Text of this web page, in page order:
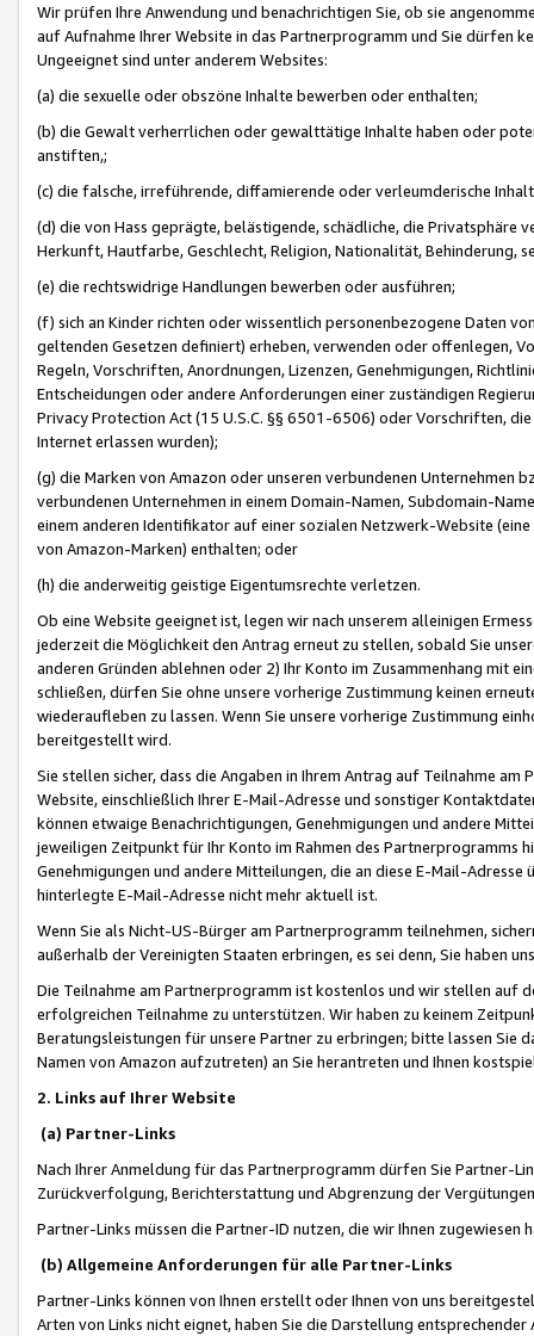
Wir prüfen Ihre Anwendung und benachrichtigen Sie, ob sie
auf Aufnahme Ihrer Website in das Partnerprogramm und Sie dürfen
Ungeeignet sind unter anderem Websites:
(a) die sexuelle oder obszöne Inhalte bewerben oder enthalten;
(b) die Gewalt verherrlichen oder gewalttätige Inhalte haben oder
anstiften,;
(c) die falsche, irreführende, diffamierende oder verleumderische
(d) die von Hass geprägte, belästigende, schädliche, die Privatsphäre
Herkunft, Hautfarbe, Geschlecht, Religion, Nationalität, Behinderung,
(e) die rechtswidrige Handlungen bewerben oder ausführen;
(f) sich an Kinder richten oder wissentlich personenbezogene Daten
geltenden Gesetzen definiert) erheben, verwenden oder offenlegen,
Regeln, Vorschriften, Anordnungen, Lizenzen, Genehmigungen,
Entscheidungen oder andere Anforderungen einer zuständigen
Privacy Protection Act (15 U.S.C. §§ 6501-6506) oder Vorschriften,
Internet erlassen wurden);
(g) die Marken von Amazon oder unseren verbundenen Unternehmen
verbundenen Unternehmen in einem Domain-Namen, Subdomain-
einem anderen Identifikator auf einer sozialen Netzwerk-Website
von Amazon-Marken) enthalten; oder
(h) die anderweitig geistige Eigentumsrechte verletzen.
Ob eine Website geeignet ist, legen wir nach unserem alleinigen
jederzeit die Möglichkeit den Antrag erneut zu stellen, sobald Sie
anderen Gründen ablehnen oder 2) Ihr Konto im Zusammenhang mit
schließen, dürfen Sie ohne unsere vorherige Zustimmung keinen
wiederaufleben zu lassen. Wenn Sie unsere vorherige Zustimmung
bereitgestellt wird.
Sie stellen sicher, dass die Angaben in Ihrem Antrag auf Teilnahme
Website, einschließlich Ihrer E-Mail-Adresse und sonstiger
können etwaige Benachrichtigungen, Genehmigungen und andere
jeweiligen Zeitpunkt für Ihr Konto im Rahmen des Partnerprogramms
Genehmigungen und andere Mitteilungen, die an diese E-Mail-
hinterlegte E-Mail-Adresse nicht mehr aktuell ist.
Wenn Sie als Nicht-US-Bürger am Partnerprogramm teilnehmen,
außerhalb der Vereinigten Staaten erbringen, es sei denn, Sie haben
Die Teilnahme am Partnerprogramm ist kostenlos und wir stellen auf
erfolgreichen Teilnahme zu unterstützen. Wir haben zu keinem
Beratungsleistungen für unsere Partner zu erbringen; bitte lassen Sie
Namen von Amazon aufzutreten) an Sie herantreten und Ihnen
2. Links auf Ihrer Website
(a) Partner-Links
Nach Ihrer Anmeldung für das Partnerprogramm dürfen Sie Partner-
Zurückverfolgung, Berichterstattung und Abgrenzung der
Partner-Links müssen die Partner-ID nutzen, die wir Ihnen zugewiesen
(b) Allgemeine Anforderungen für alle Partner-Links
Partner-Links können von Ihnen erstellt oder Ihnen von uns
Arten von Links nicht eignet, haben Sie die Darstellung